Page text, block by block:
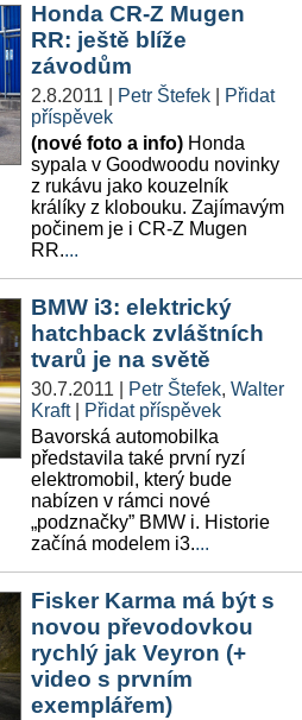
Honda CR-Z Mugen
RR: ještě blíže
závodům
2.8.2011 Petr Štefek
Přidat
příspěvek
(nové foto a info) Honda
sypala v Goodwoodu novinky
z rukávu jako kouzelník
králíky z klobouku. Zajímavým
počinem je i CR-Z Mugen
RR....
BMW i3: elektrický
hatchback zvláštních
tvarů je na světě
30.7.2011 Petr Štefek, Walter
Kraft|
Přidat příspěvek
Bavorská automobilka
představila také první ryzí
elektromobil, který bude
nabízen v rámci nové
„podznačky” BMW i. Historie
začíná modelem i3....
Fisker Karma má být s
novou převodovkou
rychlý jak Veyron (+
video s prvním
exemplářem)